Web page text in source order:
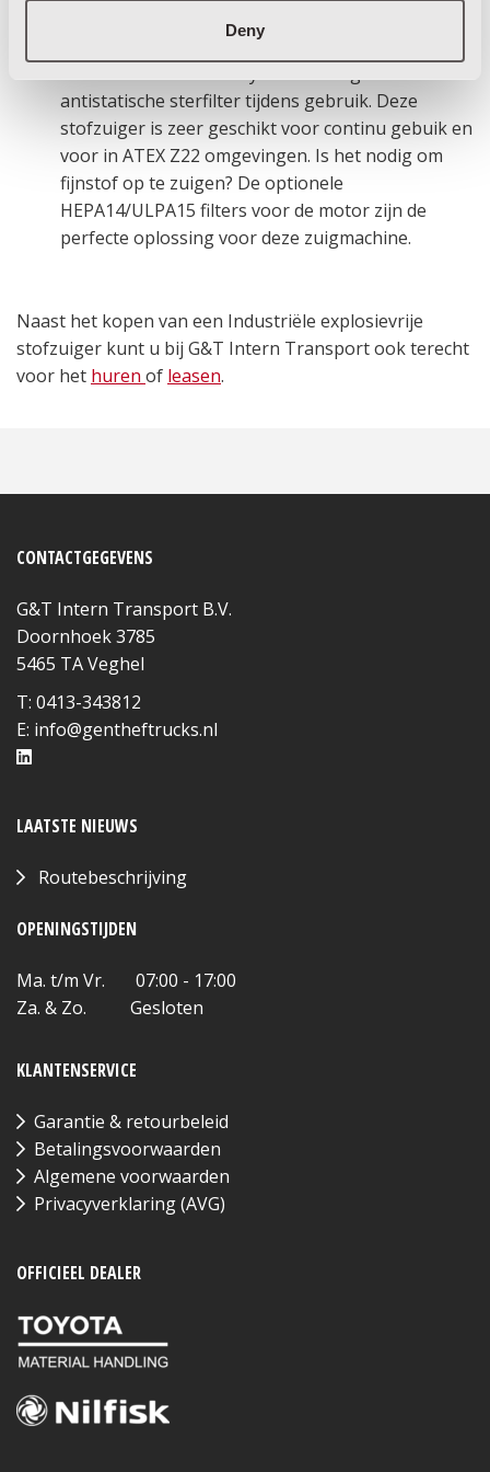
Deny
veiligheid.Deze éénfase stofzuiger is geschikt
voor het opzuigen van droge materialen. Het
antistatische sterfilter tijdens gebruik. Deze
stofzuiger is zeer geschikt voor continu gebuik en
voor in ATEX Z22 omgevingen. Is het nodig om
fijnstof op te zuigen? De optionele
HEPA14/ULPA15 filters voor de motor zijn de
perfecte oplossing voor deze zuigmachine.
Naast het kopen van een Industriële explosievrije
stofzuiger kunt u bij G&T Intern Transport ook terecht
voor het huren of leasen.
CONTACTGEGEVENS
G&T Intern Transport B.V.
Doornhoek 3785
5465 TA Veghel
T: 0413-343812
E: info@gentheftrucks.nl
LAATSTE NIEUWS
Routebeschrijving
OPENINGSTIJDEN
Ma. t/m Vr. 07:00 - 17:00
Za. & Zo. Gesloten
KLANTENSERVICE
Garantie & retourbeleid
Betalingsvoorwaarden
Algemene voorwaarden
Privacyverklaring (AVG)
OFFICIEEL DEALER